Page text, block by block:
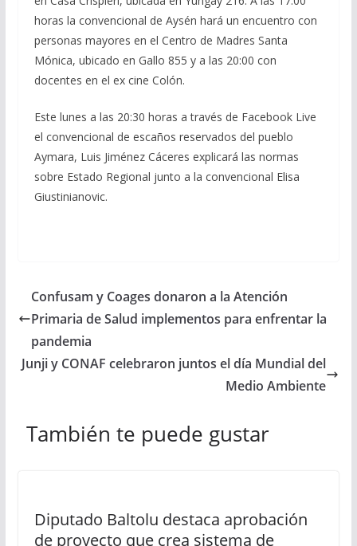
horas la convencional de Aysén hará un encuentro con
personas mayores en el Centro de Madres Santa
Mónica, ubicado en Gallo 855 y a las 20:00 con
docentes en el ex cine Colón.
Este lunes a las 20:30 horas a través de Facebook Live
el convencional de escaños reservados del pueblo
Aymara, Luis Jiménez Cáceres explicará las normas
sobre Estado Regional junto a la convencional Elisa
Giustinianovic.
Confusam y Coages donaron a la Atención
Primaria de Salud implementos para enfrentar la
pandemia
Junji y CONAF celebraron juntos el día Mundial del
Medio Ambiente
También te puede gustar
Diputado Baltolu destaca aprobación
de proyecto que crea sistema de